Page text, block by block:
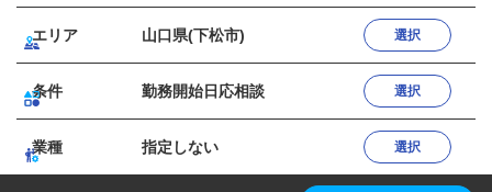
エリア 山口県(下松市) 選択
条件 勤務開始日応相談 選択
業種 指定しない 選択